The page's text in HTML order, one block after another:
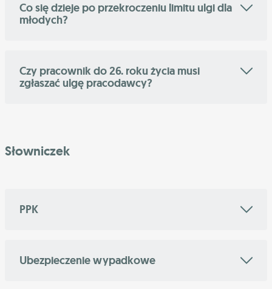
Co się dzieje po przekroczeniu limitu ulgi dla
młodych?
Czy pracownik do 26. roku życia musi
zgłaszać ulgę pracodawcy?
Słowniczek
PPK
Ubezpieczenie wypadkowe